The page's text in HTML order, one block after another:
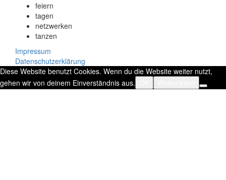
feiern
tagen
netzwerken
tanzen
Impressum
Datenschutzerklärung
Diese Website benutzt Cookies. Wenn du die Website weiter nutzt,
gehen wir von deinem Einverständnis aus.